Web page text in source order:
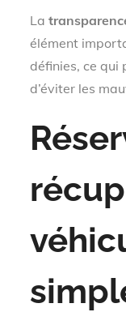
La
élément
définies, ce qui
d’éviter les